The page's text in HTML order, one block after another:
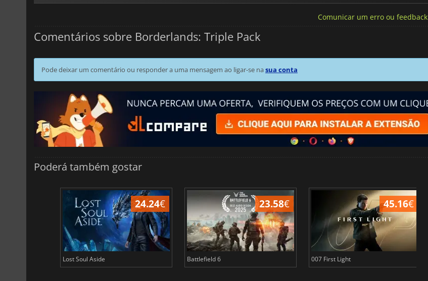
Comunicar um erro ou feedback
Comentários sobre Borderlands: Triple Pack
Pode deixar um comentário ou responder a uma mensagem ao ligar-se nasua conta
Poderá também gostar
24.24€
Lost Soul Aside
23.58€
Battlefield 6
45.16€
007 First Light